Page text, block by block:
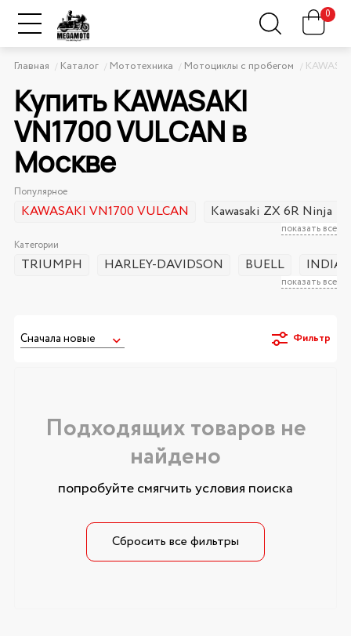
0
Главная Каталог Мототехника Мотоциклы с пробегом
Купить KAWASAKI
VN1700 VULCAN в
Москве
Популярное
показать все
KAWASAKI VN1700 VULCAN Kawasaki ZX 6R Ninja
Категории
показать все
TRIUMPH HARLEY-DAVIDSON BUELL
Фильтр
Подходящих товаров не
найдено
попробуйте смягчить условия поиска
Сбросить все фильтры